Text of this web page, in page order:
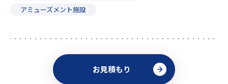
アミューズメント施設
お見積もり